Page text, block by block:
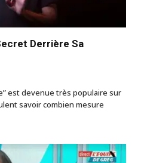
Derrière Sa
est devenue très populaire sur
savoir combien mesure